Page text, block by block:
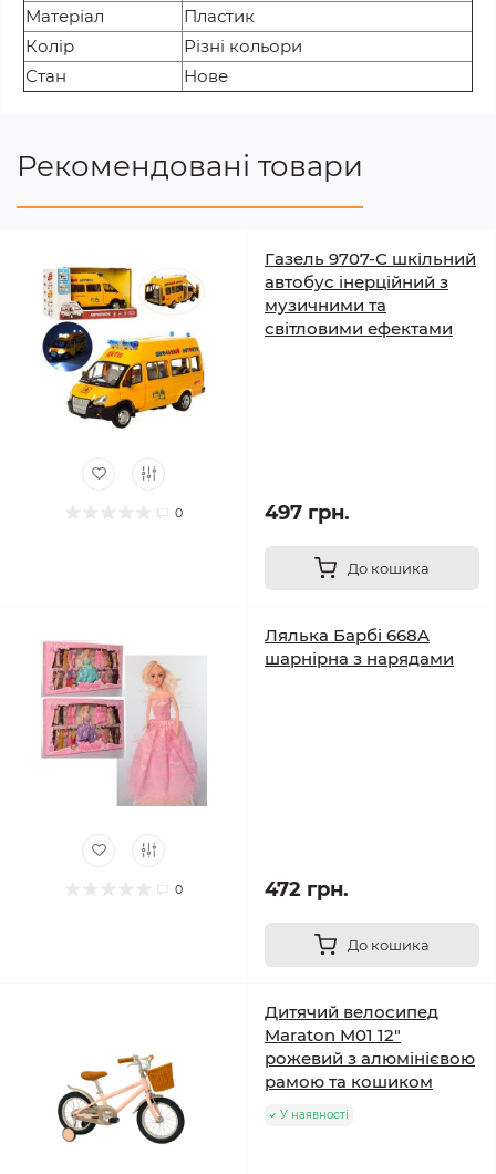
Матеріал
Пластик
Колір
Різні кольори
Стан
Нове
Рекомендовані товари
0
Газель 9707-C шкільний
автобус інерційний з
музичними та
світловими ефектами
497 грн.
До кошика
0
Лялька Барбі 668A
шарнірна з нарядами
472 грн.
До кошика
Дитячий велосипед
Maraton M01 12"
рожевий з алюмінієвою
рамою та кошиком
У наявності